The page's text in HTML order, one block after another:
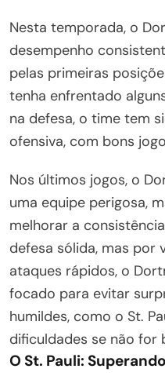
Nesta temporada, o
desempenho
pelas primeiras
tenha enfrentado
na defesa, o time tem
ofensiva, com bons
Nos últimos jogos, o
uma equipe perigosa,
melhorar a
defesa sólida, mas por
ataques rápidos, o
focado para evitar
humildes, como o St.
dificuldades se não for
O St. Pauli: